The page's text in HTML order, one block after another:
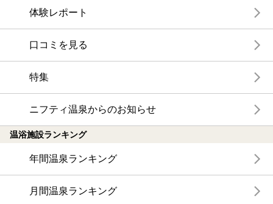
体験レポート
口コミを見る
特集
ニフティ温泉からのお知らせ
温浴施設ランキング
年間温泉ランキング
月間温泉ランキング